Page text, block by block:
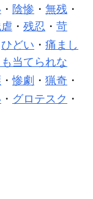
・ 陰惨 ・ 無残 ・
・ 残忍 ・ 苛
ひどい ・ 痛まし
も当てられな
・惨劇 ・ 猟奇 ・
・ グロテスク ・